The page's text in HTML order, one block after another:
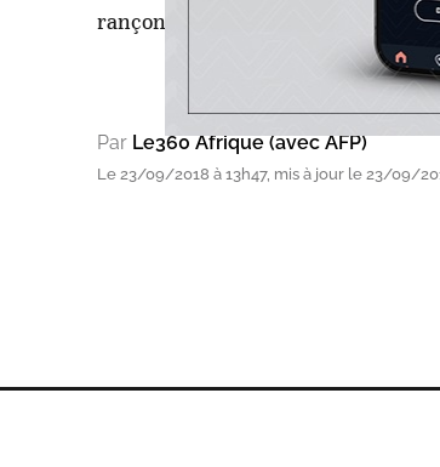
rançon.
Par Le360 Afrique (avec AFP)
Le 23/09/2018 à 13h47, mis à jour le 23/09/